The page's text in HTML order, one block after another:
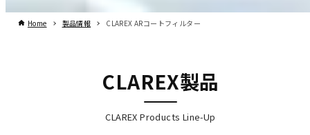
Home 製品情報 CLAREX ARコートフィルター
CLAREX製品
CLAREX Products Line-Up